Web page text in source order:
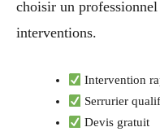
choisir un
interventions.
Intervention
Serrurier
Devis gratuit